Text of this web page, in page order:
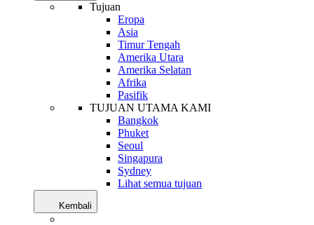
Tujuan
Eropa
Asia
Timur Tengah
Amerika Utara
Amerika Selatan
Afrika
Pasifik
TUJUAN UTAMA KAMI
Bangkok
Phuket
Seoul
Singapura
Sydney
Lihat semua tujuan
Kembali